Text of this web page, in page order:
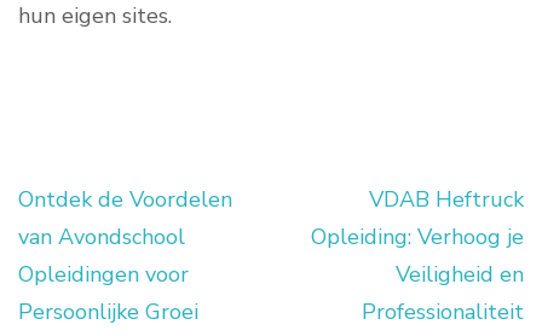
hun eigen sites.
Berichtnavigatie
Ontdek de Voordelen
van Avondschool
Opleidingen voor
Persoonlijke Groei
VDAB Heftruck
Opleiding: Verhoog je
Veiligheid en
Professionaliteit